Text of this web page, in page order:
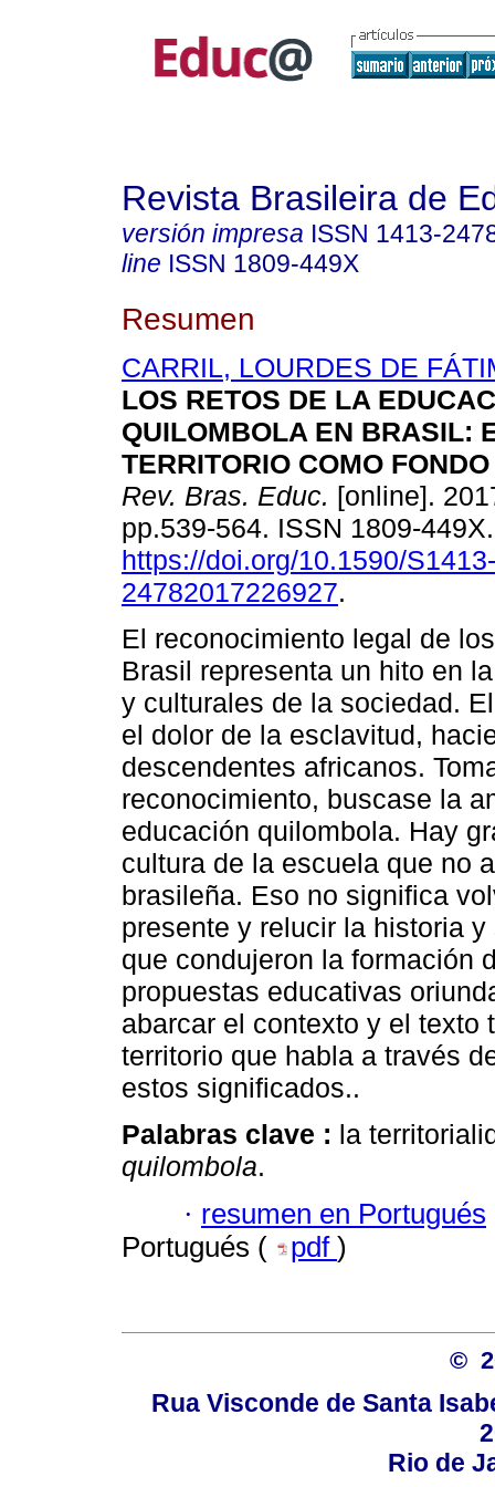
Revista Brasileira de
versión impresa ISSN 1413-
line ISSN 1809-449X
Resumen
CARRIL, LOURDES DE
LOS RETOS DE LA
QUILOMBOLA EN BRASIL:
TERRITORIO COMO
Rev. Bras. Educ. [online].
pp.539-564. ISSN 1809-
https://doi.org/10.1590/S1413-
24782017226927.
El reconocimiento legal de
Brasil representa un hito en
y culturales de la sociedad.
el dolor de la esclavitud,
descendentes africanos.
reconocimiento, buscase la
educación quilombola. Hay
cultura de la escuela que no
brasileña. Eso no significa
presente y relucir la historia
que condujeron la formación
propuestas educativas
abarcar el contexto y el texto
territorio que habla a través
estos significados..
Palabras clave : la
quilombola.
· resumen en Portugués
Portugués (
pdf )
©
Rua Visconde de Santa
Rio de